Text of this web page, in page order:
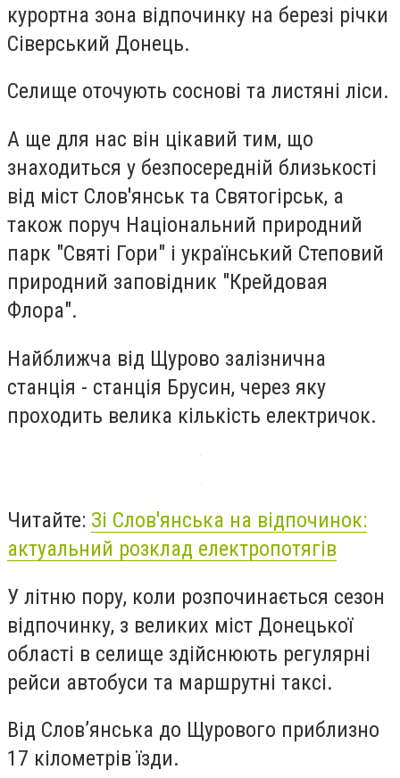
курортна зона відпочинку на березі річки
Сіверський Донець.
Селище оточують соснові та листяні ліси.
А ще для нас він цікавий тим, що
знаходиться у безпосередній близькості
від міст Слов'янськ та Святогірськ, а
також поруч Національний природний
парк "Святі Гори" і український Степовий
природний заповідник "Крейдовая
Флора".
Найближча від Щурово залізнична
станція - станція Брусин, через яку
проходить велика кількість електричок.
Читайте: Зі Слов'янська на відпочинок:
актуальний розклад електропотягів
У літню пору, коли розпочинається сезон
відпочинку, з великих міст Донецької
області в селище здійснюють регулярні
рейси автобуси та маршрутні таксі.
Від Слов’янська до Щурового приблизно
17 кілометрів їзди.